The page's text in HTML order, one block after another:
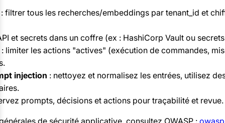
filtrer tous les recherches/embeddings par tenant_id et
et secrets dans un coffre (ex : HashiCorp Vault ou
: limiter les actions "actives" (exécution de commandes,
injection : nettoyez et normalisez les entrées, utilisez
prompts, décisions et actions pour traçabilité et revue.
de sécurité applicative, consultez OWASP :